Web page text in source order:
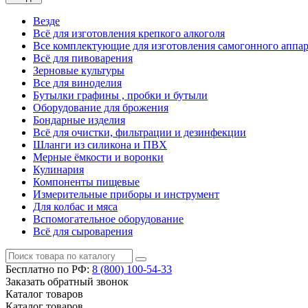
Везде
Всё для изготовления крепкого алкоголя
Все комплектующие для изготовления самогонного
Всё для пивоварения
Зерновые культуры
Все для виноделия
Бутылки графины , пробки и бутыли
Оборудование для брожения
Бондарные изделия
Всё для очистки, фильтрации и дезинфекции
Шланги из силикона и ПВХ
Мерные ёмкости и воронки
Кулинария
Компоненты пищевые
Измерительные приборы и инструмент
Для колбас и мяса
Вспомогательное оборудование
Всё для сыроварения
Бесплатно по РФ: 8 (800) 100-54-33
Заказать обратный звонок
Каталог товаров